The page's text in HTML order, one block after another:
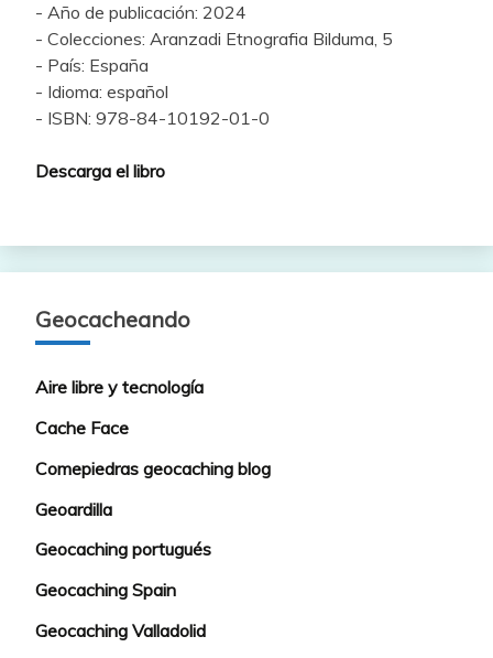
- Año de publicación: 2024
- Colecciones: Aranzadi Etnografia Bilduma, 5
- País: España
- Idioma: español
- ISBN: 978-84-10192-01-0
Descarga el libro
Geocacheando
Aire libre y tecnología
Cache Face
Comepiedras geocaching blog
Geoardilla
Geocaching portugués
Geocaching Spain
Geocaching Valladolid